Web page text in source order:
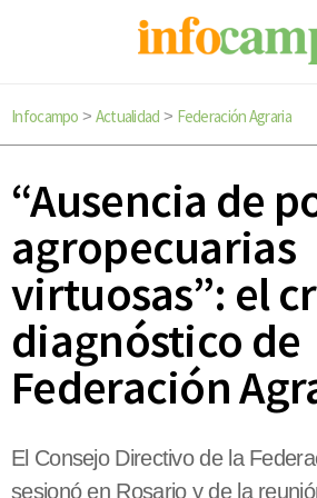
Infocampo > Actualidad > Federación Agraria
“Ausencia de
agropecuarias
virtuosas”: el
diagnóstico de
Federación
El Consejo Directivo de la
sesionó en Rosario y de la